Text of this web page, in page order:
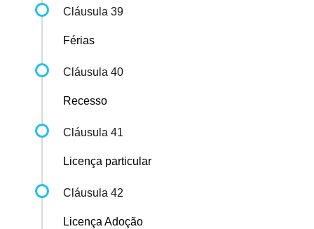
Cláusula 39
Férias
Cláusula 40
Recesso
Cláusula 41
Licença particular
Cláusula 42
Licença Adoção